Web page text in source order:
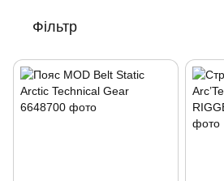
Фільтр